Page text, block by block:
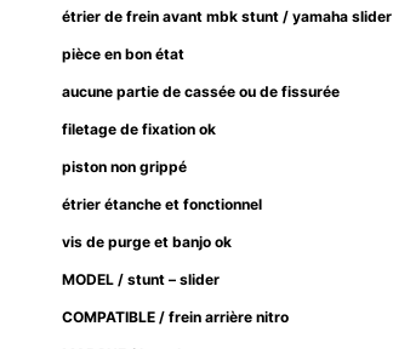
étrier de frein avant mbk stunt / yamaha slider
pièce en bon état
aucune partie de cassée ou de fissurée
filetage de fixation ok
piston non grippé
étrier étanche et fonctionnel
vis de purge et banjo ok
MODEL / stunt – slider
COMPATIBLE / frein arrière nitro